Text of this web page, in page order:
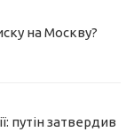
на Москву?
путін затвердив